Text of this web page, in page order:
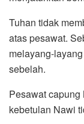
Tuhan tidak
atas pesawat.
melayang-
sebelah.
Pesawat
kebetulan Nawi